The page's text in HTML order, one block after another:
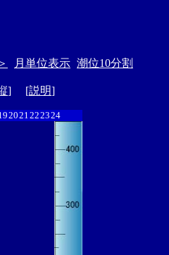
月単位表示 潮位10分割
] [説明]
2021222324